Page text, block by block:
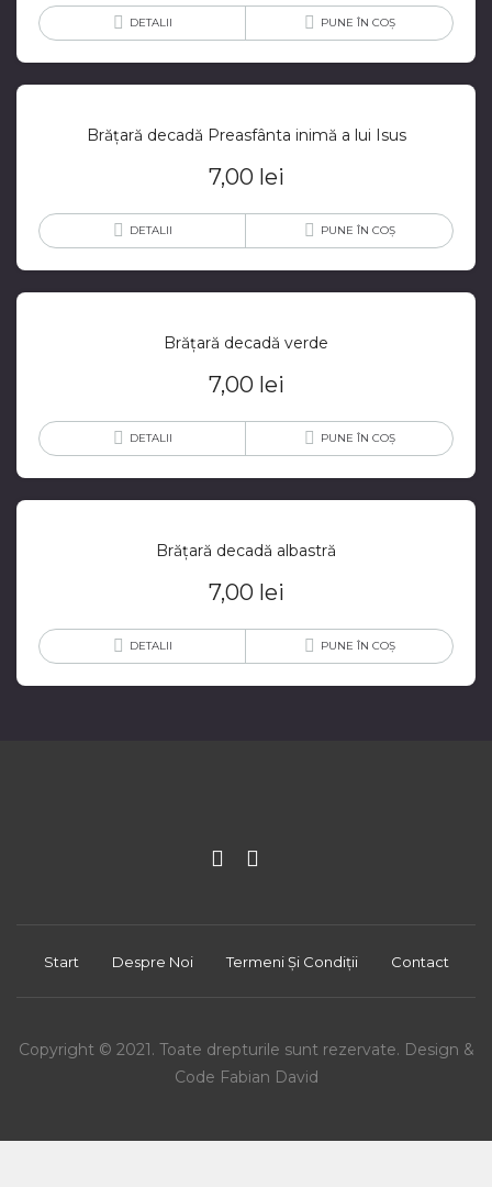
DETALII PUNE ÎN COȘ
Brățară decadă Preasfânta inimă a lui Isus
7,00 lei
DETALII PUNE ÎN COȘ
Brățară decadă verde
7,00 lei
DETALII PUNE ÎN COȘ
Brățară decadă albastră
7,00 lei
DETALII PUNE ÎN COȘ
Start Despre Noi Termeni Și Condiții Contact
Copyright © 2021. Toate drepturile sunt rezervate. Design &
Code Fabian David